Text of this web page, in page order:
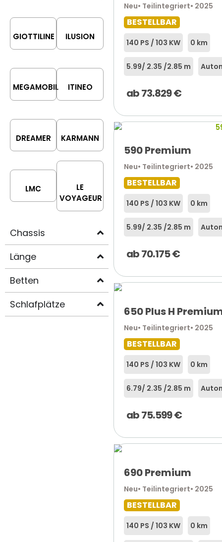
GIOTTILINE ILUSION
MEGAMOBIL ITINEO
DREAMER KARMANN
LMC
LE
VOYAGEUR
Chassis
Länge
Betten
Schlafplätze
Neu• Teilintegriert• 2025
BESTELLBAR
140 PS / 103 KW 0 km
5.99/ 2.35 /2.85 m
ab73.829€
590 Premium
Neu• Teilintegriert• 2025
BESTELLBAR
140 PS / 103 KW 0 km
5.99/ 2.35 /2.85 m
ab70.175€
650 Plus H
Neu• Teilintegriert• 2025
BESTELLBAR
140 PS / 103 KW 0 km
6.79/ 2.35 /2.85 m
ab75.599€
690 Premium
Neu• Teilintegriert• 2025
BESTELLBAR
140 PS / 103 KW 0 km